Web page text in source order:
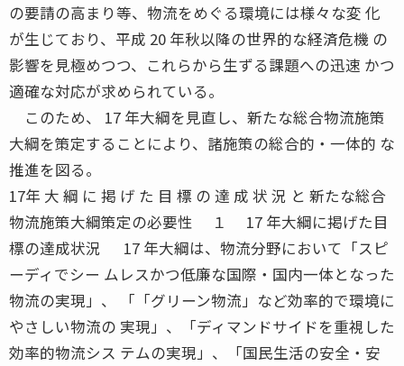
の要請の高まり等、物流をめぐる環境には様々な変 化
が生じており、平成 20 年秋以降の世界的な経済危機 の
影響を見極めつつ、これらから生ずる課題への迅速 かつ
適確な対応が求められている。
このため、 17 年大綱を見直し、新たな総合物流施策
大綱を策定することにより、諸施策の総合的・一体的 な
推進を図る。
17年 大 綱 に 掲 げ た 目 標 の 達 成 状 況 と 新たな総合
物流施策大綱策定の必要性 １ 17 年大綱に掲げた目
標の達成状況 17 年大綱は、物流分野において「スピ
ーディでシー ムレスかつ低廉な国際・国内一体となった
物流の実現」、 「「グリーン物流」など効率的で環境に
やさしい物流の 実現」、「ディマンドサイドを重視した
効率的物流シス テムの実現」、「国民生活の安全・安